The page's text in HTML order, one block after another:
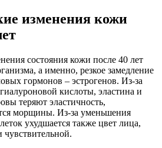
изменения кожи
состояния кожи после 40 лет
а именно, резкое замедление
гормонов – эстрогенов. Из-за
кислоты, эластина и
теряют эластичность,
морщины. Из-за уменьшения
ухудшается также цвет лица,
чувствительной.